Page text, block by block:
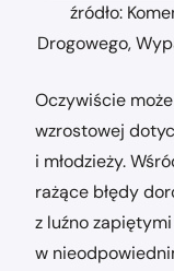
źródło:
Drogowego,
Oczywiście
wzrostowej
i młodzieży.
rażące błędy
z luźno
w